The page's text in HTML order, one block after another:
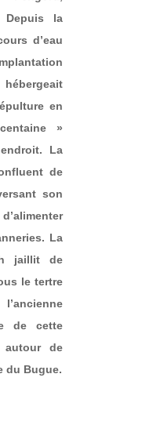
Depuis la
d’eau
hébergeait
en
»
La
de
son
La
jaillit de
le tertre
de cette
autour de
du Bugue.